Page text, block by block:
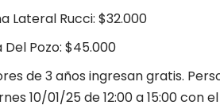
Lateral Rucci: $32.000
Del Pozo: $45.000
de 3 años ingresan gratis.
10/01/25 de 12:00 a 15:00